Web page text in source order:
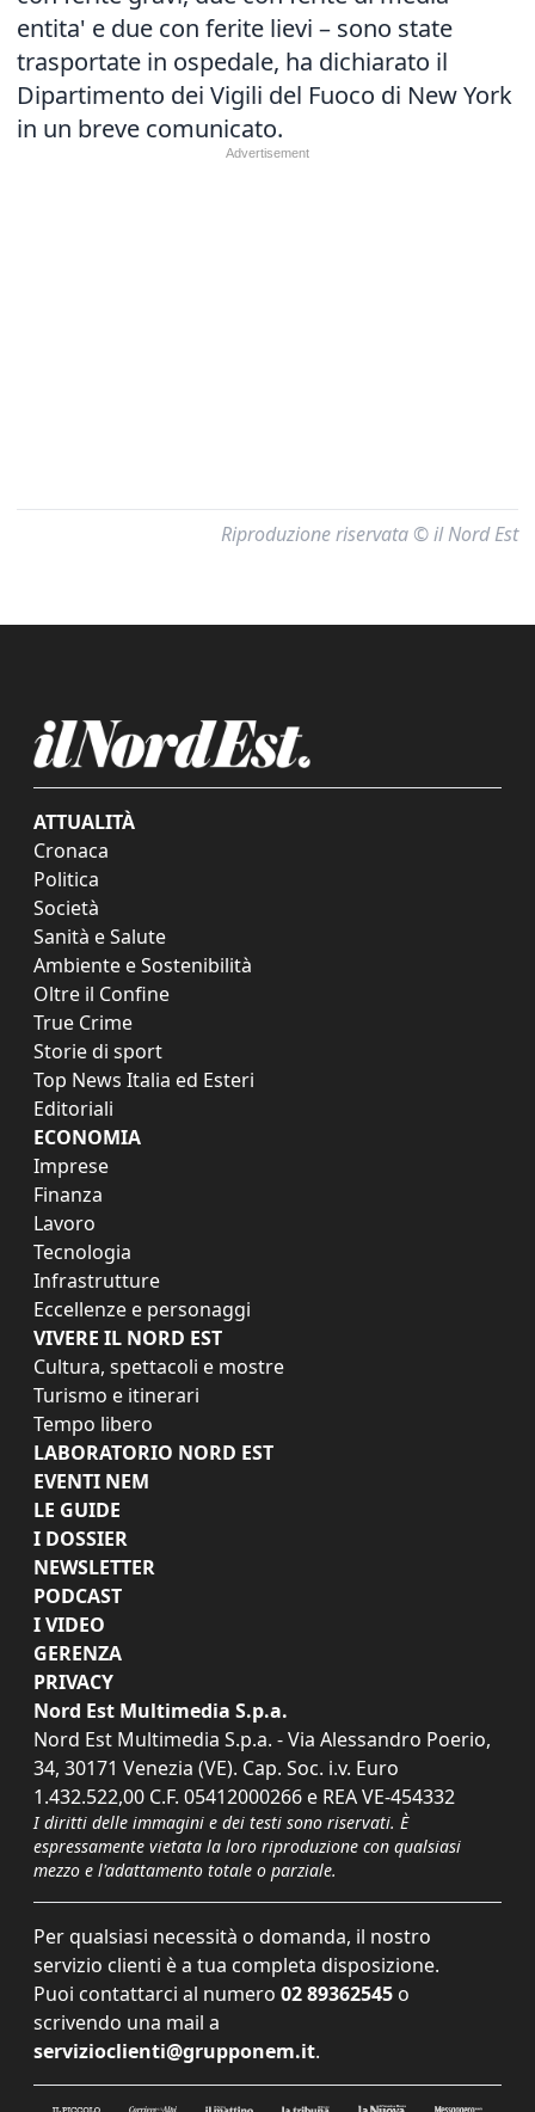
entita' e due con ferite lievi – sono state
trasportate in ospedale, ha dichiarato il
Dipartimento dei Vigili del Fuoco di New York
in un breve comunicato.
Riproduzione riservata © il Nord Est
ATTUALITÀ
Cronaca
Politica
Società
Sanità e Salute
Ambiente e Sostenibilità
Oltre il Confine
True Crime
Storie di sport
Top News Italia ed Esteri
Editoriali
ECONOMIA
Imprese
Finanza
Lavoro
Tecnologia
Infrastrutture
Eccellenze e personaggi
VIVERE IL NORD EST
Cultura, spettacoli e mostre
Turismo e itinerari
Tempo libero
LABORATORIO NORD EST
EVENTI NEM
LE GUIDE
I DOSSIER
NEWSLETTER
PODCAST
I VIDEO
GERENZA
PRIVACY
Nord Est Multimedia S.p.a.
Nord Est Multimedia S.p.a. - Via Alessandro Poerio,
34, 30171 Venezia (VE). Cap. Soc. i.v. Euro
1.432.522,00 C.F. 05412000266 e REA VE-454332
I diritti delle immagini e dei testi sono riservati. È
espressamente vietata la loro riproduzione con qualsiasi
mezzo e l'adattamento totale o parziale.
Per qualsiasi necessità o domanda, il nostro
servizio clienti è a tua completa disposizione.
Puoi contattarci al numero 02 89362545 o
scrivendo una mail a
servizioclienti@grupponem.it.